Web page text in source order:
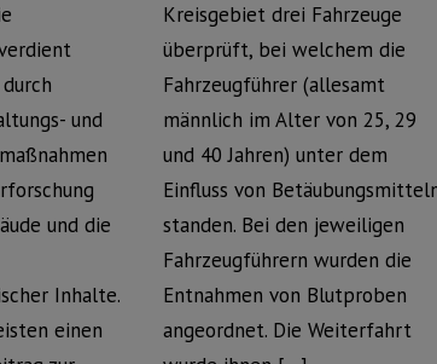
und
und die
Inhalte.
einen
Kreisgebiet drei Fahrzeuge
überprüft, bei welchem die
Fahrzeugführer (allesamt
männlich im Alter von 25, 29
und 40 Jahren) unter dem
Einfluss von
standen. Bei den jeweiligen
Fahrzeugführern wurden die
Entnahmen von Blutproben
angeordnet. Die Weiterfahrt